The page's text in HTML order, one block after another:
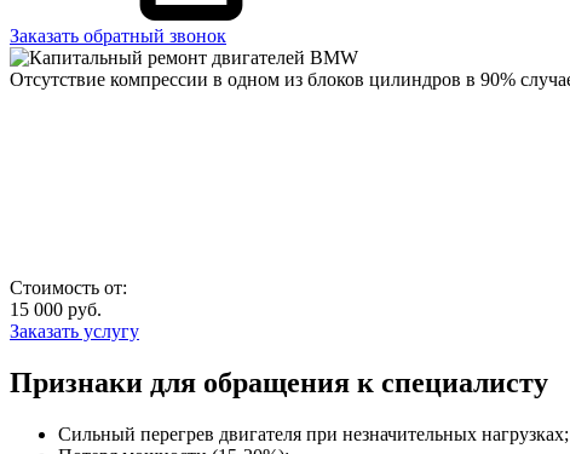
Заказать обратный звонок
Отсутствие компрессии в одном из блоков цилиндров в 90%
Стоимость от:
15 000 руб.
Заказать услугу
Признаки для обращения к специалисту
Сильный перегрев двигателя при незначительных нагрузках;